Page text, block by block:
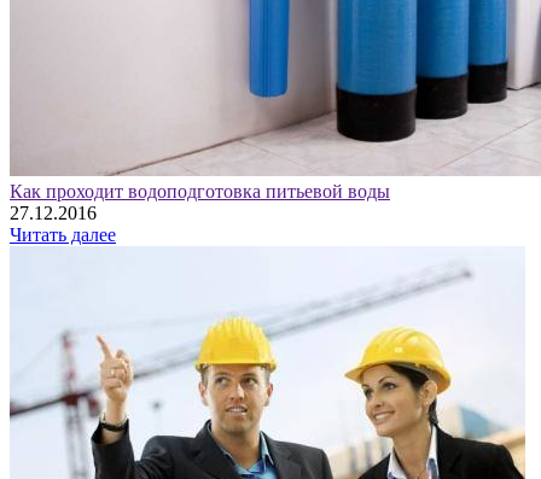
Как проходит водоподготовка питьевой воды
27.12.2016
Читать далее